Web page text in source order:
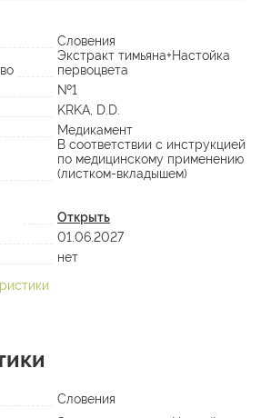
Словения
Экстракт тимьяна+Настойка
первоцвета
№1
KRKA, D.D.
Медикамент
В соответствии с инструкцией
по медицинскому применению
(листком-вкладышем)
Открыть
01.06.2027
нет
Словения